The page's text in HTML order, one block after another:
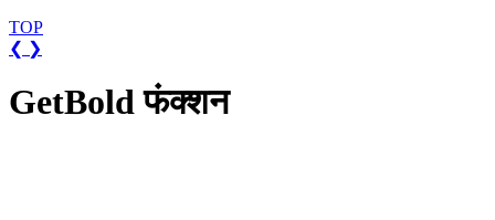
TOP
❮ ❯
GetBold फंक्शन